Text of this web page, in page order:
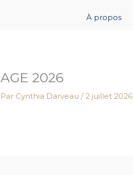
À propos
AGE 2026
Par Cynthia Darveau/2 juillet 2026